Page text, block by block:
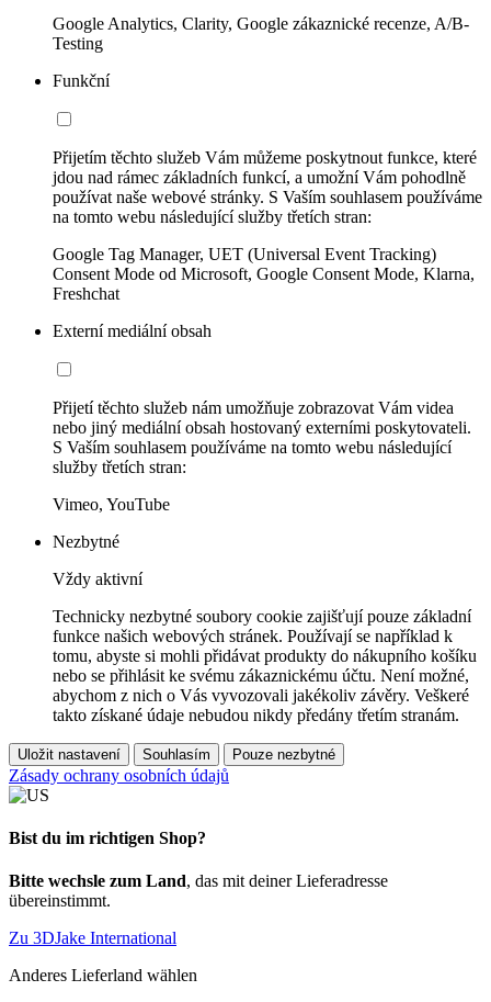
Google Analytics, Clarity, Google zákaznické recenze, A/B-
Testing
Funkční
Přijetím těchto služeb Vám můžeme poskytnout funkce, které
jdou nad rámec základních funkcí, a umožní Vám pohodlně
používat naše webové stránky. S Vaším souhlasem používáme
na tomto webu následující služby třetích stran:
Google Tag Manager, UET (Universal Event Tracking)
Consent Mode od Microsoft, Google Consent Mode, Klarna,
Freshchat
Externí mediální obsah
Přijetí těchto služeb nám umožňuje zobrazovat Vám videa
nebo jiný mediální obsah hostovaný externími poskytovateli.
S Vaším souhlasem používáme na tomto webu následující
služby třetích stran:
Vimeo, YouTube
Nezbytné
Vždy aktivní
Technicky nezbytné soubory cookie zajišťují pouze základní
funkce našich webových stránek. Používají se například k
tomu, abyste si mohli přidávat produkty do nákupního košíku
nebo se přihlásit ke svému zákaznickému účtu. Není možné,
abychom z nich o Vás vyvozovali jakékoliv závěry. Veškeré
takto získané údaje nebudou nikdy předány třetím stranám.
Uložit nastavení Souhlasím Pouze nezbytné
Zásady ochrany osobních údajů
Bist du im richtigen Shop?
Bitte wechsle zum Land, das mit deiner Lieferadresse
übereinstimmt.
Zu 3DJake International
Anderes Lieferland wählen